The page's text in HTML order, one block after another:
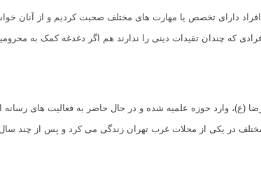
دارای تخصص یا مهارت های مختلف صحبت کردیم و از آنان
که چندان تقیدات دینی را ندارند هم اگر دغدغه کمک به
در یکی از محلات غرب تهران زندگی می کرد و پس از چند